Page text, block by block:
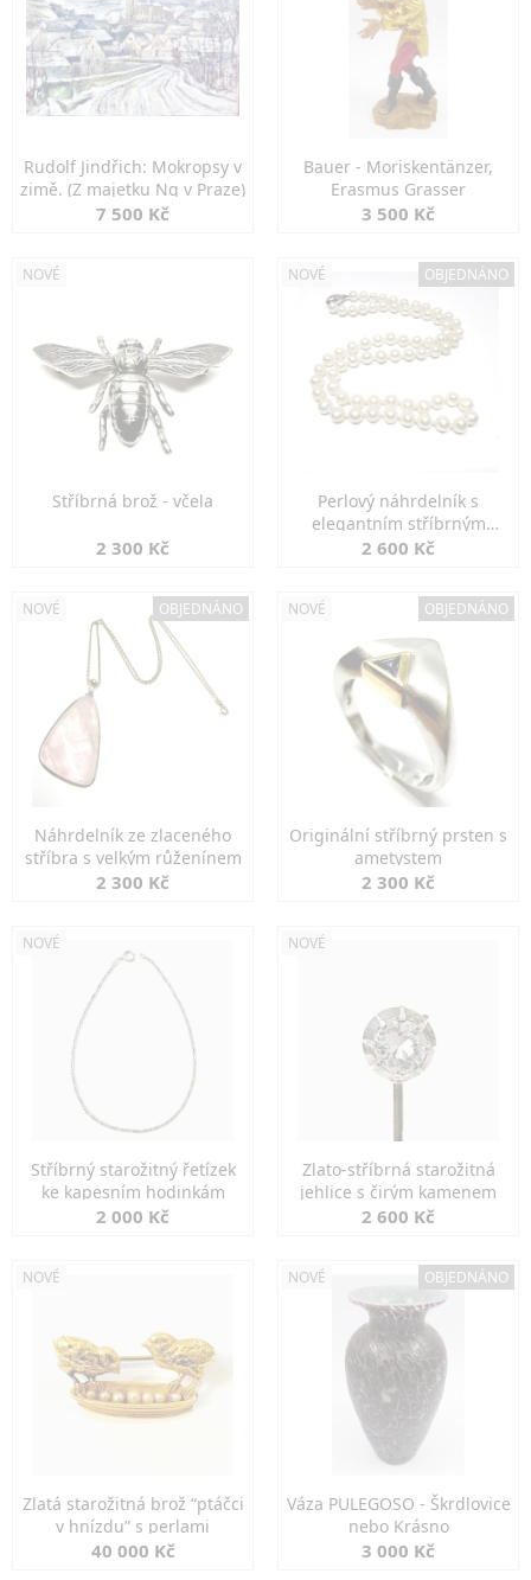
Rudolf Jindřich: Mokropsy v
zimě. (Z majetku Ng v Praze)
7 500 Kč
Bauer - Moriskentänzer,
Erasmus Grasser
3 500 Kč
NOVÉ
Stříbrná brož - včela
2 300 Kč
NOVÉ OBJEDNÁNO
Perlový náhrdelník s
elegantním stříbrným
zapínáním
2 600 Kč
NOVÉ OBJEDNÁNO
Náhrdelník ze zlaceného
stříbra s velkým růženínem
2 300 Kč
NOVÉ OBJEDNÁNO
Originální stříbrný prsten s
ametystem
2 300 Kč
NOVÉ
Stříbrný starožitný řetízek
ke kapesním hodinkám
2 000 Kč
NOVÉ
Zlato-stříbrná starožitná
jehlice s čirým kamenem
2 600 Kč
NOVÉ
Zlatá starožitná brož “ptáčci
v hnízdu” s perlami
40 000 Kč
NOVÉ OBJEDNÁNO
Váza PULEGOSO - Škrdlovice
nebo Krásno
3 000 Kč